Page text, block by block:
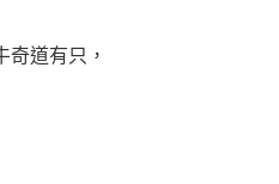
奇道有只，